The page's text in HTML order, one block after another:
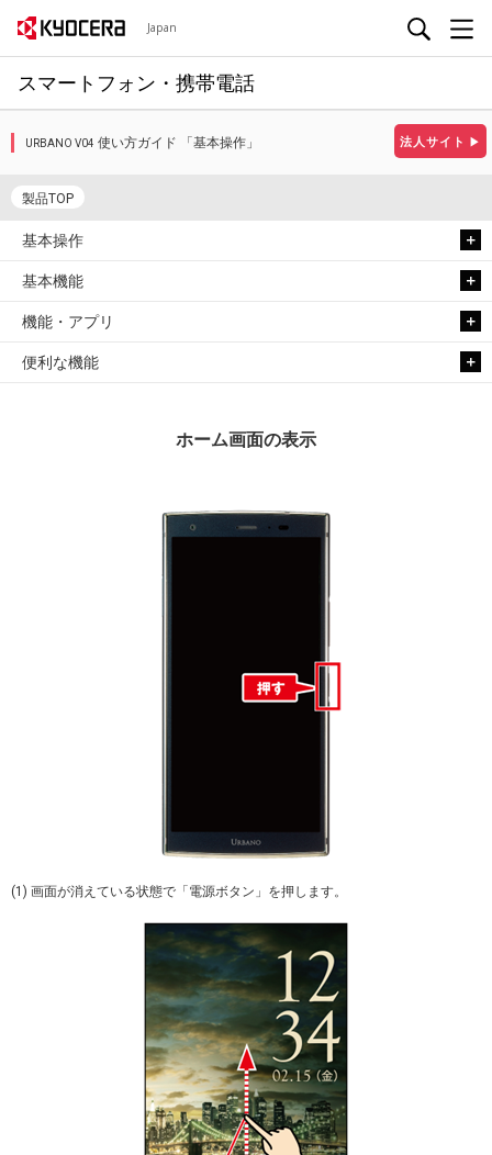
Japan
スマートフォン・携帯電話
法人サイト ▶
URBANO V04 使い方ガイド 「基本操作」
製品TOP
基本操作
基本機能
機能・アプリ
便利な機能
ホーム画面の表示
(1) 画面が消えている状態で「電源ボタン」を押します。